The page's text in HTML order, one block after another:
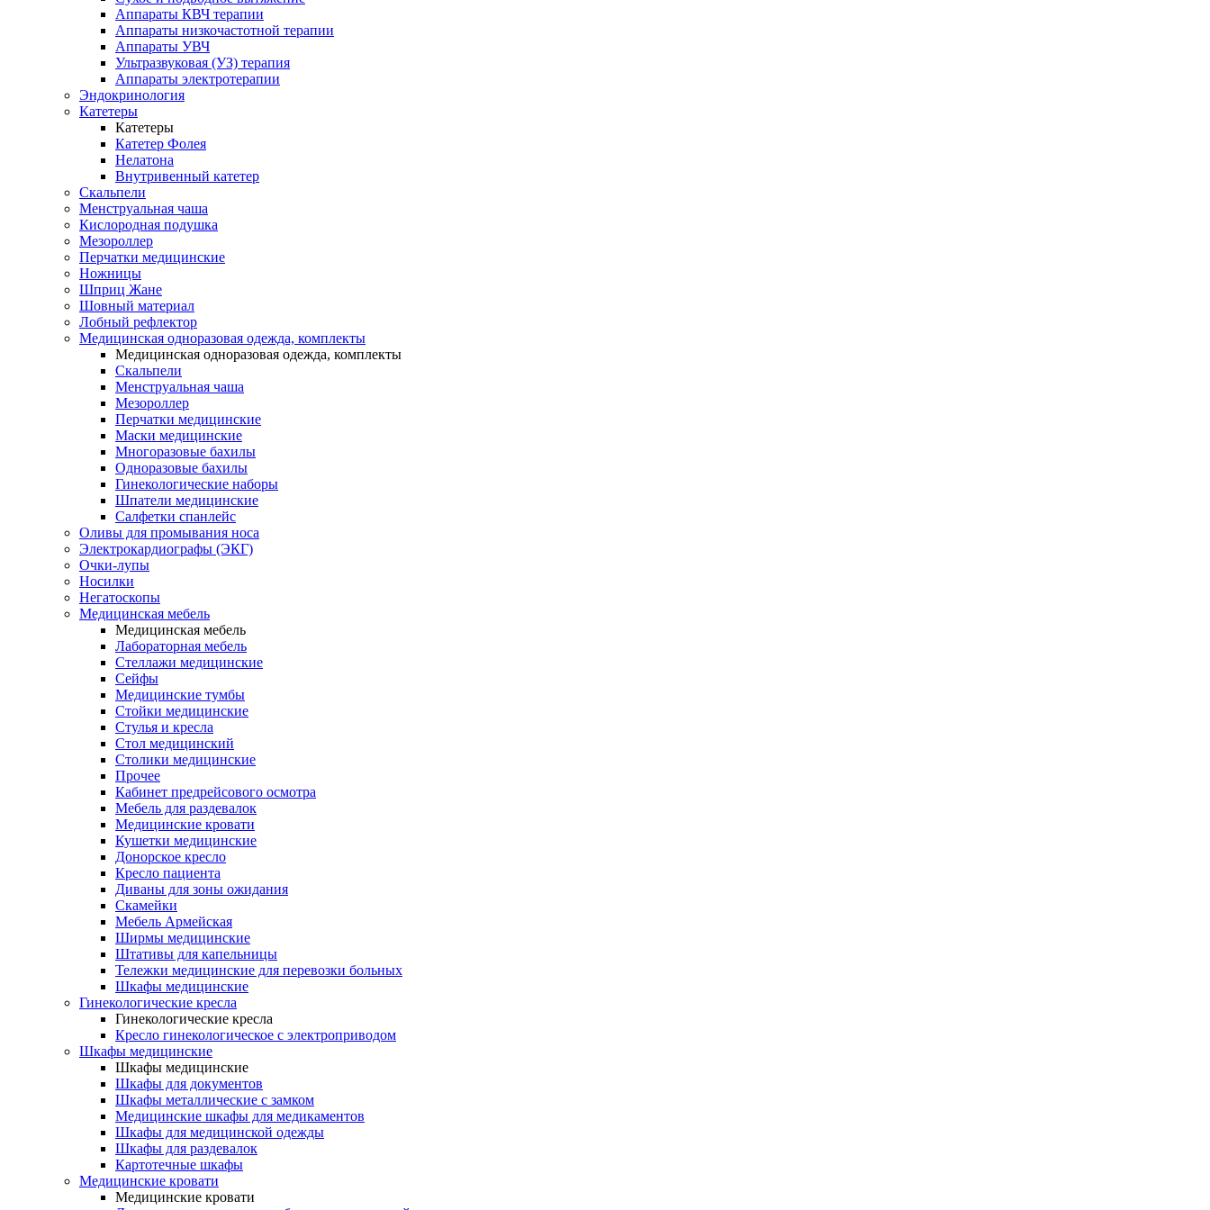
Аппараты КВЧ терапии
Аппараты низкочастотной терапии
Аппараты УВЧ
Ультразвуковая (УЗ) терапия
Аппараты электротерапии
Эндокринология
Катетеры
Катетеры
Катетер Фолея
Нелатона
Внутривенный катетер
Скальпели
Менструальная чаша
Кислородная подушка
Мезороллер
Перчатки медицинские
Ножницы
Шприц Жане
Шовный материал
Лобный рефлектор
Медицинская одноразовая одежда, комплекты
Медицинская одноразовая одежда, комплекты
Скальпели
Менструальная чаша
Мезороллер
Перчатки медицинские
Маски медицинские
Многоразовые бахилы
Одноразовые бахилы
Гинекологические наборы
Шпатели медицинские
Салфетки спанлейс
Оливы для промывания носа
Электрокардиографы (ЭКГ)
Очки-лупы
Носилки
Негатоскопы
Медицинская мебель
Медицинская мебель
Лабораторная мебель
Стеллажи медицинские
Сейфы
Медицинские тумбы
Стойки медицинские
Cтулья и кресла
Стол медицинский
Столики медицинские
Прочее
Кабинет предрейсового осмотра
Мебель для раздевалок
Медицинские кровати
Кушетки медицинские
Донорское кресло
Кресло пациента
Диваны для зоны ожидания
Скамейки
Мебель Армейская
Ширмы медицинские
Штативы для капельницы
Тележки медицинские для перевозки больных
Шкафы медицинские
Гинекологические кресла
Гинекологические кресла
Кресло гинекологическое с электроприводом
Шкафы медицинские
Шкафы медицинские
Шкафы для документов
Шкафы металлические с замком
Медицинские шкафы для медикаментов
Шкафы для медицинской одежды
Шкафы для раздевалок
Картотечные шкафы
Медицинские кровати
Медицинские кровати